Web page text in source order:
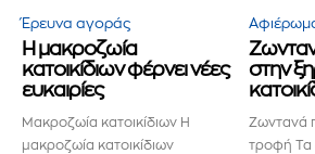
Έρευνα αγοράς
Η μακροζωία
κατοικίδιων φέρνει νέες
ευκαιρίες
Mακροζωία κατοικίδιων Η
μακροζωία κατοικίδιων
στην
Ζωντανά
τροφή Τα